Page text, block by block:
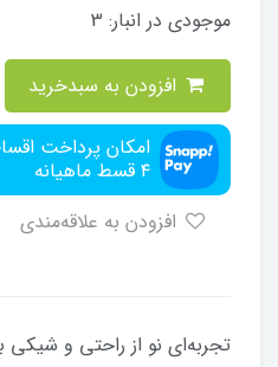
موجودی در انبار: 3
امکان پرداخت
۴ قسط ماهیانه
تجربه‌ای نو از راحتی و شیکی